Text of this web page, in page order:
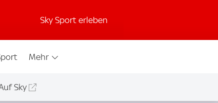
Sky Sport erleben
Mehr
Sky